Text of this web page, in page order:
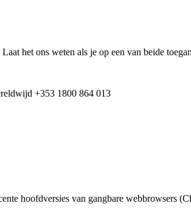
het ons weten als je op een van beide
+353 1800 864 013
hoofdversies van gangbare webbrowsers